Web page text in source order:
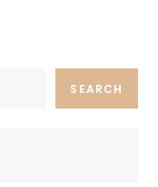
SEARCH